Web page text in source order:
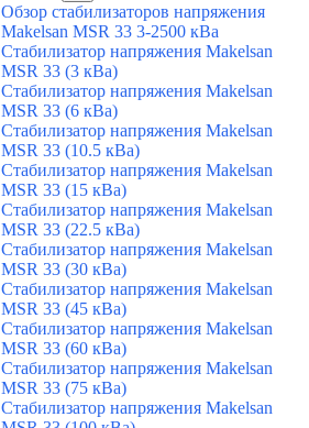
Обзор стабилизаторов напряжения
Makelsan MSR 33 3-2500 кВа
Стабилизатор напряжения Makelsan
MSR 33 (3 кВа)
Стабилизатор напряжения Makelsan
MSR 33 (6 кВа)
Стабилизатор напряжения Makelsan
MSR 33 (10.5 кВа)
Стабилизатор напряжения Makelsan
MSR 33 (15 кВа)
Стабилизатор напряжения Makelsan
MSR 33 (22.5 кВа)
Стабилизатор напряжения Makelsan
MSR 33 (30 кВа)
Стабилизатор напряжения Makelsan
MSR 33 (45 кВа)
Стабилизатор напряжения Makelsan
MSR 33 (60 кВа)
Стабилизатор напряжения Makelsan
MSR 33 (75 кВа)
Стабилизатор напряжения Makelsan